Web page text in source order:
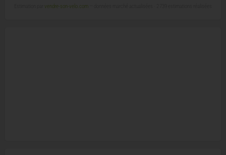
vendre-son-velo.com